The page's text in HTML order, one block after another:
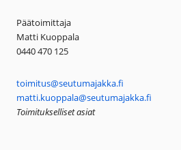
Päätoimittaja
Matti Kuoppala
0440 470 125
toimitus@seutumajakka.fi
matti.kuoppala@seutumajakka.fi
Toimitukselliset asiat